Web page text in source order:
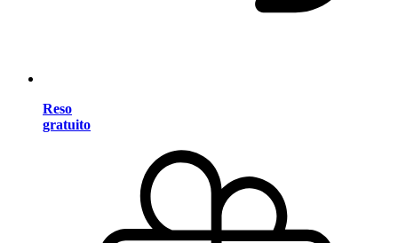
Reso
gratuito